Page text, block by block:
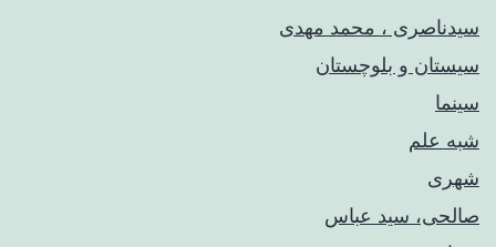
سیدناصری ، محمد مهدی
سیستان و بلوچستان
سینما
شبه علم
شهری
صالحی، سید عباس